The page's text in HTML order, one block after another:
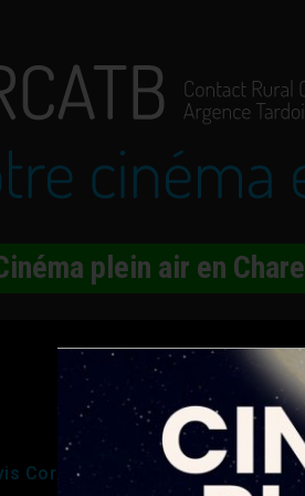
plein air en
Cornillac